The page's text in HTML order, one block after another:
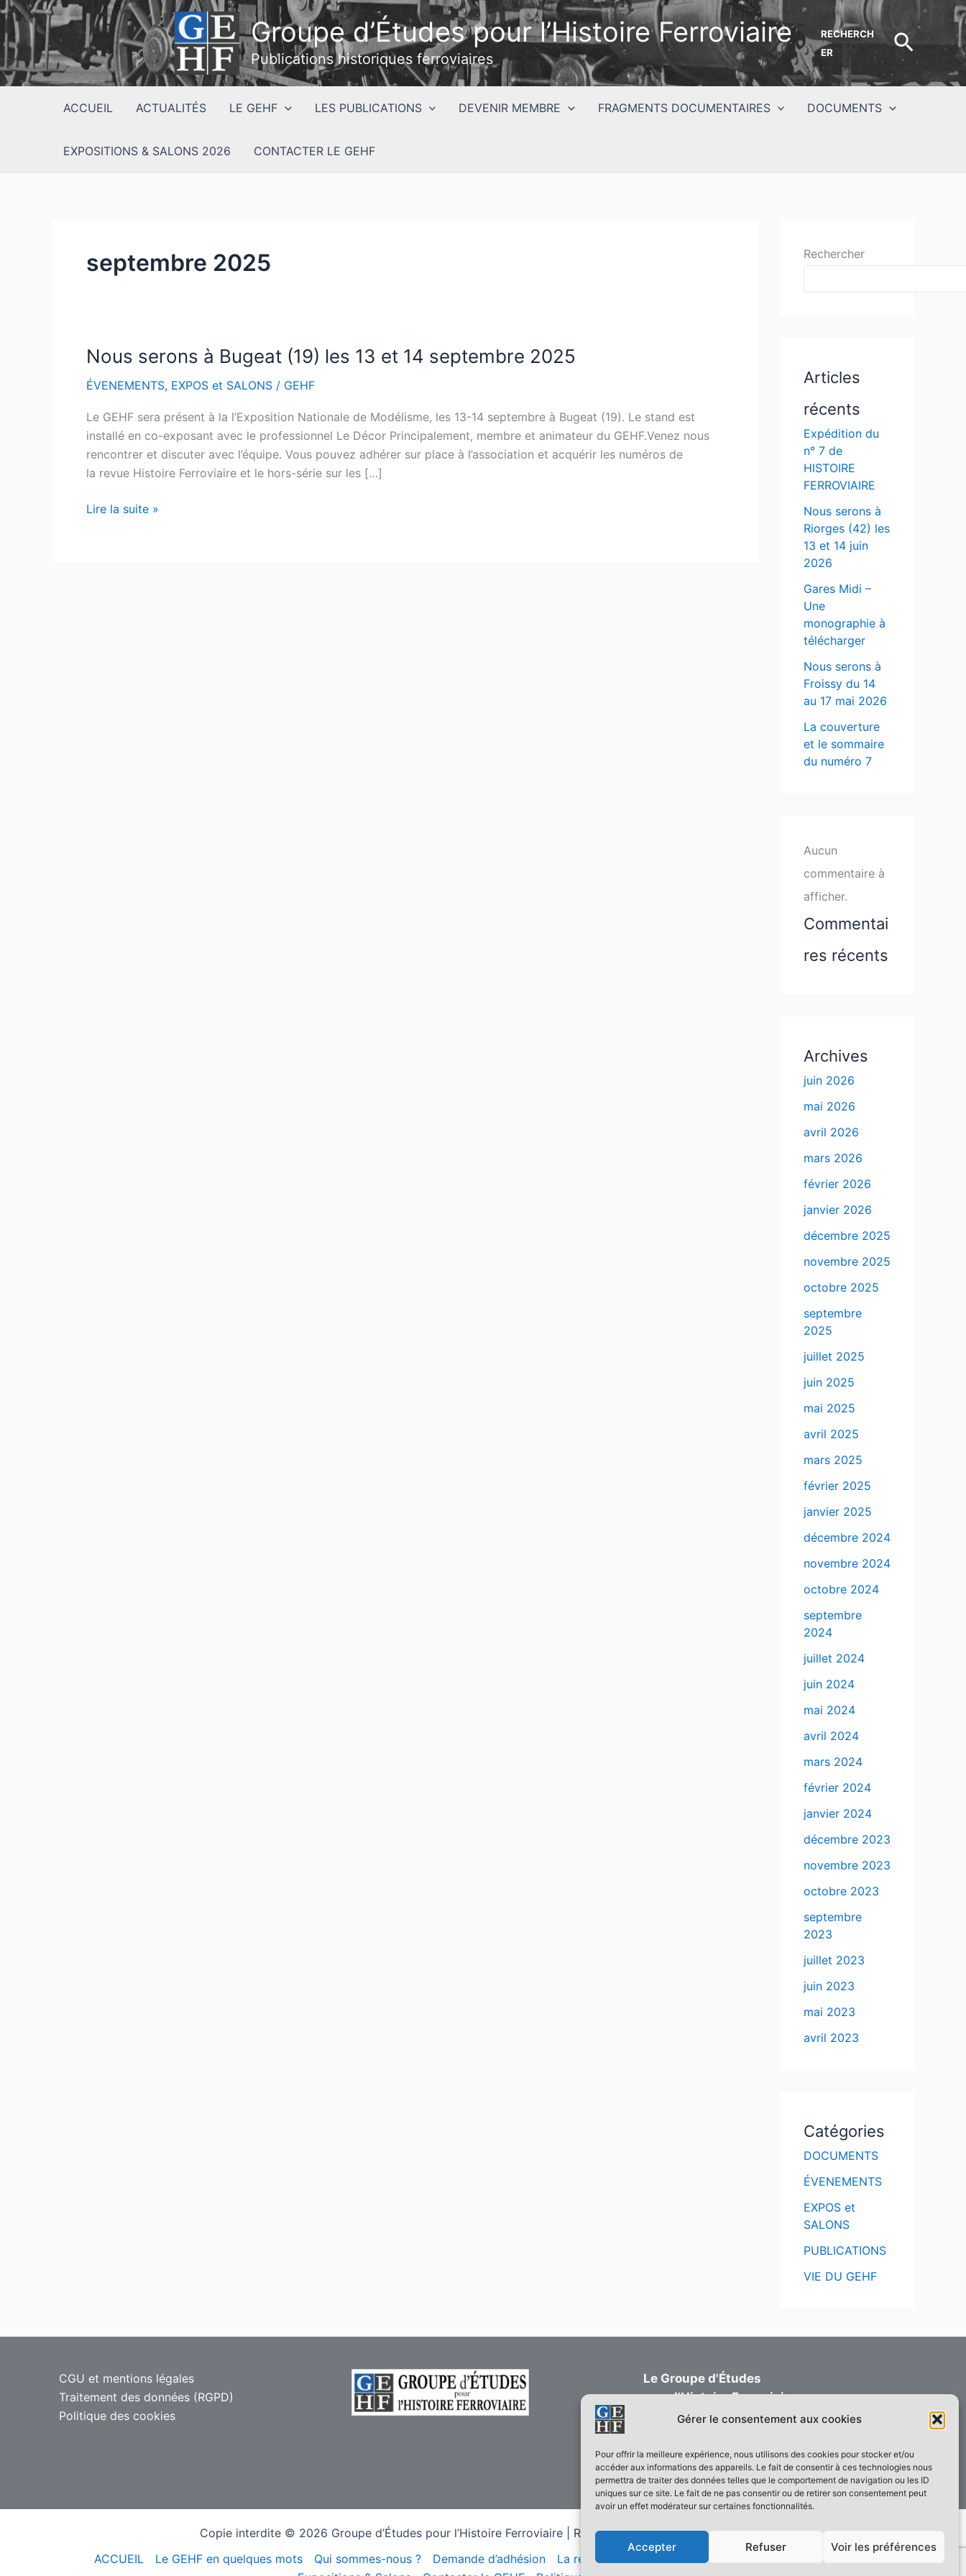
Gérer le consentement aux cookies
Pour offrir la meilleure expérience, nous utilisons des cookies pour stocker et/ou
accéder aux informations des appareils. Le fait de consentir à ces technologies nous
permettra de traiter des données telles que le comportement de navigation ou les ID
uniques sur ce site. Le fait de ne pas consentir ou de retirer son consentement peut
avoir un effet modérateur sur certaines fonctionnalités.
Accepter Refuser Voir les préférences
Aller
contenu
Groupe d’Études pour l’Histoire Ferroviaire
Publications historiques ferroviaires
RECHERCH
ER
ACCUEIL ACTUALITÉS LE GEHF LES PUBLICATIONS DEVENIR MEMBRE FRAGMENTS DOCUMENTAIRES DOCUMENTS
EXPOSITIONS & SALONS 2026 CONTACTER LE GEHF
septembre 2025
Nous serons à Bugeat (19) les 13 et 14 septembre 2025
ÉVENEMENTS, EXPOS et SALONS / GEHF
Le GEHF sera présent à la l’Exposition Nationale de Modélisme, les 13-14 septembre à Bugeat (19). Le stand est
installé en co-exposant avec le professionnel Le Décor Principalement, membre et animateur du GEHF.Venez nous
rencontrer et discuter avec l’équipe. Vous pouvez adhérer sur place à l’association et acquérir les numéros de
la revue Histoire Ferroviaire et le hors-série sur les […]
Nous
à
14
Lire la suite »
Rechercher
Articles
récents
Expédition du
n° 7 de
HISTOIRE
FERROVIAIRE
Nous serons à
Riorges (42) les
13 et 14 juin
2026
Gares Midi –
Une
monographie à
télécharger
Nous serons à
Froissy du 14
au 17 mai 2026
La couverture
et le sommaire
du numéro 7
Aucun
commentaire à
afficher.
Commentai
res récents
Archives
juin 2026
mai 2026
avril 2026
mars 2026
février 2026
janvier 2026
décembre 2025
novembre 2025
octobre 2025
septembre
2025
juillet 2025
juin 2025
mai 2025
avril 2025
mars 2025
février 2025
janvier 2025
décembre 2024
novembre 2024
octobre 2024
septembre
2024
juillet 2024
juin 2024
mai 2024
avril 2024
mars 2024
février 2024
janvier 2024
décembre 2023
novembre 2023
octobre 2023
septembre
2023
juillet 2023
juin 2023
mai 2023
avril 2023
Catégories
DOCUMENTS
ÉVENEMENTS
EXPOS et
SALONS
PUBLICATIONS
VIE DU GEHF
CGU et mentions légales
Traitement des données (RGPD)
Politique des cookies
Le Groupe d'Études
pour l'Histoire Ferroviaire
Informations - Adhésions
contact@gehf.fr
Copie interdite © 2026 Groupe d’Études pour l’Histoire Ferroviaire | Réalisé surThème WordPress Astra
ACCUEIL
Le GEHF en quelques mots Qui sommes-nous ? Demande d’adhésion La revue Histoire Ferroviaire Les monographies